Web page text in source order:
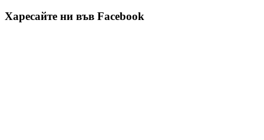
Харесайте ни във Facebook